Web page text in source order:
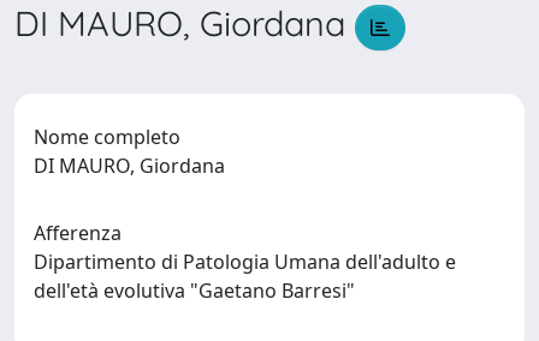
DI MAURO, Giordana
Nome completo
DI MAURO, Giordana
Afferenza
Dipartimento di Patologia Umana dell'adulto e
dell'età evolutiva "Gaetano Barresi"